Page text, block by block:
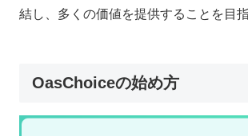
結し、多くの価値を提供することを目
OasChoiceの始め方